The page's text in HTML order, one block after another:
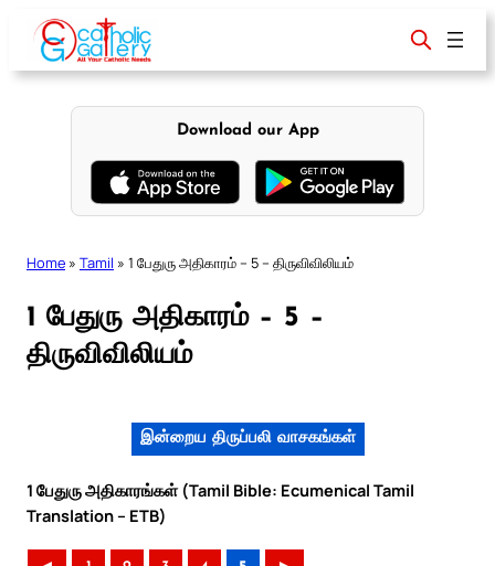
content
Download our App
Home » Tamil » 1 பேதுரு அதிகாரம் – 5 – திருவிவிலியம்
1 பேதுரு அதிகாரம் – 5 –
திருவிவிலியம்
இன்றைய திருப்பலி வாசகங்கள்
1 பேதுரு அதிகாரங்கள் (Tamil Bible: Ecumenical Tamil
Translation – ETB)